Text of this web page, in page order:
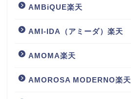
AMBiQUE楽天
AMI-IDA（アミーダ）楽天
AMOMA楽天
AMOROSA MODERNO楽天